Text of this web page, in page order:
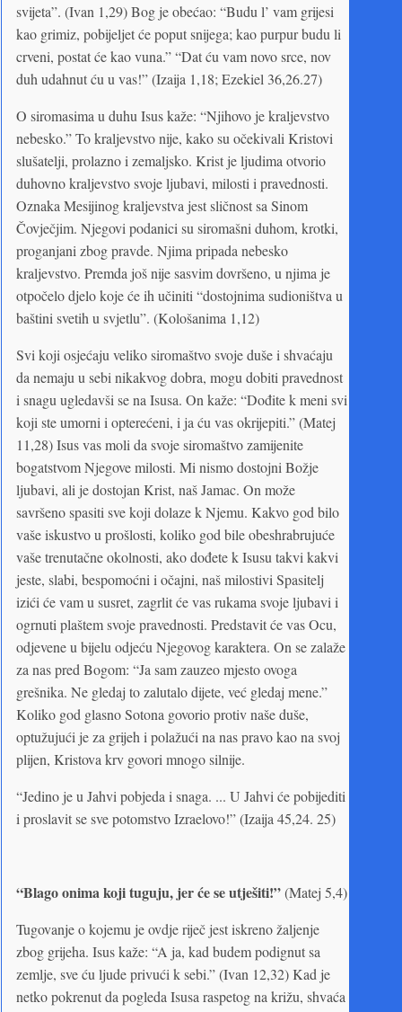
svijeta”. (Ivan 1,29) Bog je obećao: “Budu l’ vam grijesi
kao grimiz, pobijeljet će poput snijega; kao purpur budu li
crveni, postat će kao vuna.” “Dat ću vam novo srce, nov
duh udahnut ću u vas!” (Izaija 1,18; Ezekiel 36,26.27)
O siromasima u duhu Isus kaže: “Njihovo je kraljevstvo
nebesko.” To kraljevstvo nije, kako su očekivali Kristovi
slušatelji, prolazno i zemaljsko. Krist je ljudima otvorio
duhovno kraljevstvo svoje ljubavi, milosti i pravednosti.
Oznaka Mesijinog kraljevstva jest sličnost sa Sinom
Čovječjim. Njegovi podanici su siromašni duhom, krotki,
proganjani zbog pravde. Njima pripada nebesko
kraljevstvo. Premda još nije sasvim dovršeno, u njima je
otpočelo djelo koje će ih učiniti “dostojnima sudioništva u
baštini svetih u svjetlu”. (Kološanima 1,12)
Svi koji osjećaju veliko siromaštvo svoje duše i shvaćaju
da nemaju u sebi nikakvog dobra, mogu dobiti pravednost
i snagu ugledavši se na Isusa. On kaže: “Dođite k meni svi
koji ste umorni i opterećeni, i ja ću vas okrijepiti.” (Matej
11,28) Isus vas moli da svoje siromaštvo zamijenite
bogatstvom Njegove milosti. Mi nismo dostojni Božje
ljubavi, ali je dostojan Krist, naš Jamac. On može
savršeno spasiti sve koji dolaze k Njemu. Kakvo god bilo
vaše iskustvo u prošlosti, koliko god bile obeshrabrujuće
vaše trenutačne okolnosti, ako dođete k Isusu takvi kakvi
jeste, slabi, bespomoćni i očajni, naš milostivi Spasitelj
izići će vam u susret, zagrlit će vas rukama svoje ljubavi i
ogrnuti plaštem svoje pravednosti. Predstavit će vas Ocu,
odjevene u bijelu odjeću Njegovog karaktera. On se zalaže
za nas pred Bogom: “Ja sam zauzeo mjesto ovoga
grešnika. Ne gledaj to zalutalo dijete, već gledaj mene.”
Koliko god glasno Sotona govorio protiv naše duše,
optužujući je za grijeh i polažući na nas pravo kao na svoj
plijen, Kristova krv govori mnogo silnije.
“Jedino je u Jahvi pobjeda i snaga. ... U Jahvi će pobijediti
i proslavit se sve potomstvo Izraelovo!” (Izaija 45,24. 25)
“Blago onima koji tuguju, jer će se utješiti!”(Matej 5,4)
Tugovanje o kojemu je ovdje riječ jest iskreno žaljenje
zbog grijeha. Isus kaže: “A ja, kad budem podignut sa
zemlje, sve ću ljude privući k sebi.” (Ivan 12,32) Kad je
netko pokrenut da pogleda Isusa raspetog na križu, shvaća